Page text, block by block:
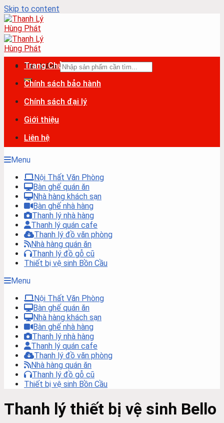
Skip to content
Tìm kiếm:
Trang Chủ
Chính sách bảo hành
Chính sách đại lý
Giới thiệu
Liên hệ
Menu
Nội Thất Văn Phòng
Bàn ghế quán ăn
Nhà hàng khách sạn
Bàn ghế nhà hàng
Thanh lý nhà hàng
Thanh lý quán cafe
Thanh lý đồ văn phòng
Nhà hàng quán ăn
Thanh lý đồ gỗ cũ
Thiết bị vệ sinh Bồn Cầu
Menu
Nội Thất Văn Phòng
Bàn ghế quán ăn
Nhà hàng khách sạn
Bàn ghế nhà hàng
Thanh lý nhà hàng
Thanh lý quán cafe
Thanh lý đồ văn phòng
Nhà hàng quán ăn
Thanh lý đồ gỗ cũ
Thiết bị vệ sinh Bồn Cầu
Thanh lý thiết bị vệ sinh Bello